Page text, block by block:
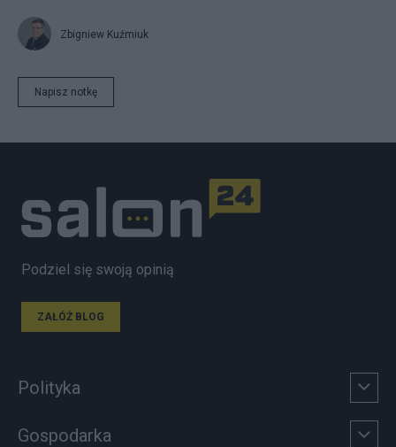
Zbigniew Kuźmiuk
Napisz notkę
Podziel się swoją opinią
ZAŁÓŻ BLOG
Polityka
Gospodarka